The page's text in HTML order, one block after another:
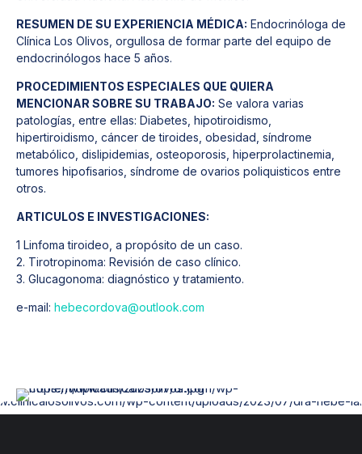
RESUMEN DE SU EXPERIENCIA MÉDICA: Endocrinóloga de
Clínica Los Olivos, orgullosa de formar parte del equipo de
endocrinólogos hace 5 años.
PROCEDIMIENTOS ESPECIALES QUE QUIERA
MENCIONAR SOBRE SU TRABAJO: Se valora varias
patologías, entre ellas: Diabetes, hipotiroidismo,
hipertiroidismo, cáncer de tiroides, obesidad, síndrome
metabólico, dislipidemias, osteoporosis, hiperprolactinemia,
tumores hipofisarios, síndrome de ovarios poliquisticos entre
otros.
ARTICULOS E INVESTIGACIONES:
1 Linfoma tiroideo, a propósito de un caso.
2. Tirotropinoma: Revisión de caso clínico.
3. Glucagonoma: diagnóstico y tratamiento.
e-mail: hebecordova@outlook.com